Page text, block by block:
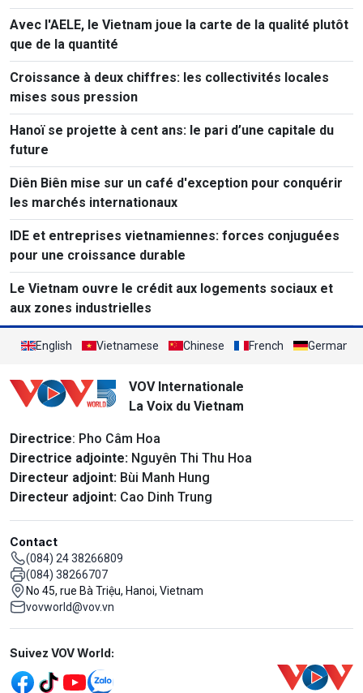
Avec l'AELE, le Vietnam joue la carte de la qualité plutôt
que de la quantité
Croissance à deux chiffres: les collectivités locales
mises sous pression
Hanoï se projette à cent ans: le pari d’une capitale du
future
Diên Biên mise sur un café d'exception pour conquérir
les marchés internationaux
IDE et entreprises vietnamiennes: forces conjuguées
pour une croissance durable
Le Vietnam ouvre le crédit aux logements sociaux et
aux zones industrielles
English Vietnamese Chinese French German
VOV Internationale
La Voix du Vietnam
Directrice: Pho Câm Hoa
Directrice adjointe: Nguyên Thi Thu Hoa
Directeur adjoint: Bùi Manh Hung
Directeur adjoint: Cao Dinh Trung
Contact
(084) 24 38266809
(084) 38266707
No 45, rue Bà Triệu, Hanoi, Vietnam
vovworld@vov.vn
Mạng xã hội
Suivez VOV World: